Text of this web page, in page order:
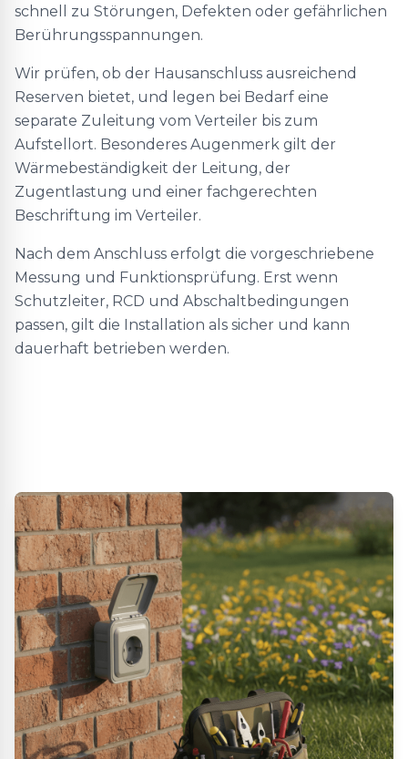
schnell zu Störungen, Defekten oder gefährlichen
Berührungsspannungen.
Wir prüfen, ob der Hausanschluss ausreichend
Reserven bietet, und legen bei Bedarf eine
separate Zuleitung vom Verteiler bis zum
Aufstellort. Besonderes Augenmerk gilt der
Wärmebeständigkeit der Leitung, der
Zugentlastung und einer fachgerechten
Beschriftung im Verteiler.
Nach dem Anschluss erfolgt die vorgeschriebene
Messung und Funktionsprüfung. Erst wenn
Schutzleiter, RCD und Abschaltbedingungen
passen, gilt die Installation als sicher und kann
dauerhaft betrieben werden.